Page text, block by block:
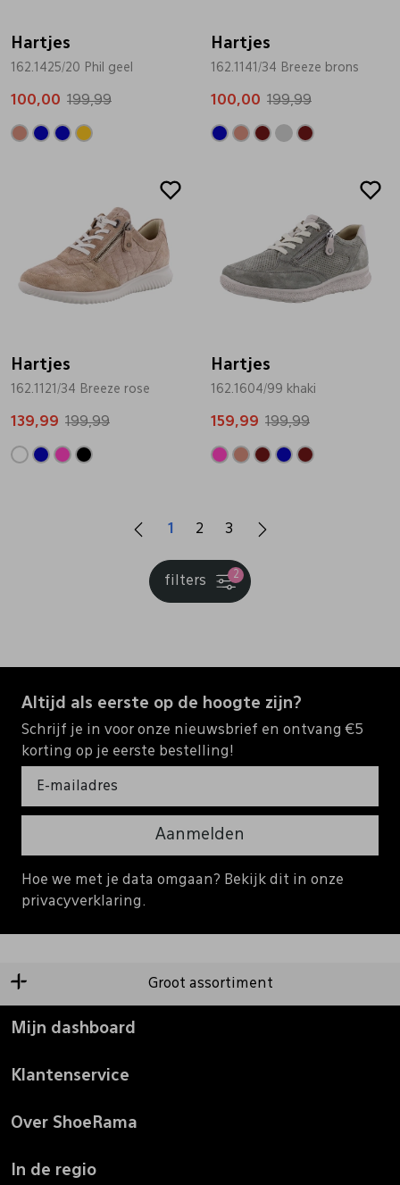
Hartjes
162.1425/20 Phil geel
100,00 199,99
Hartjes
162.1141/34 Breeze brons
100,00 199,99
Hartjes
162.1121/34 Breeze rose
139,99 199,99
Hartjes
162.1604/99 khaki
159,99 199,99
1 2 3
2
filters
Altijd als eerste op de hoogte zijn?
Schrijf je in voor onze nieuwsbrief en ontvang €5
korting op je eerste bestelling!
Aanmelden
Hoe we met je data omgaan? Bekijk dit in onze
privacyverklaring.
Groot assortiment
Mijn dashboard
Klantenservice
Over ShoeRama
In de regio